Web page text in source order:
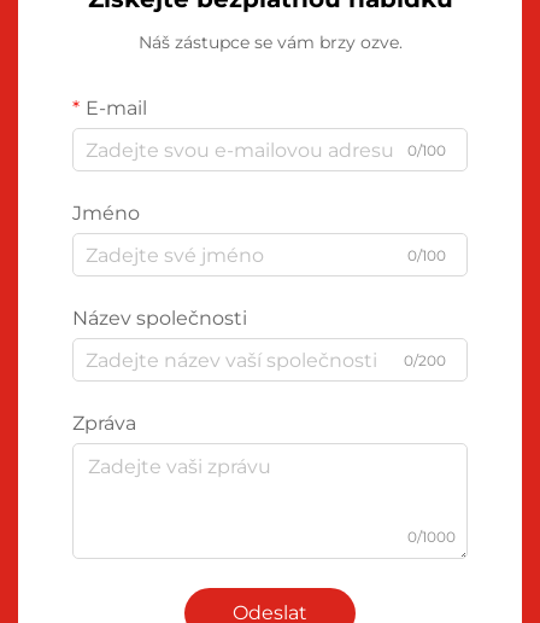
Náš zástupce se vám brzy ozve.
E-mail
0/100
Jméno
0/100
Název společnosti
0/200
Zpráva
0/1000
Odeslat